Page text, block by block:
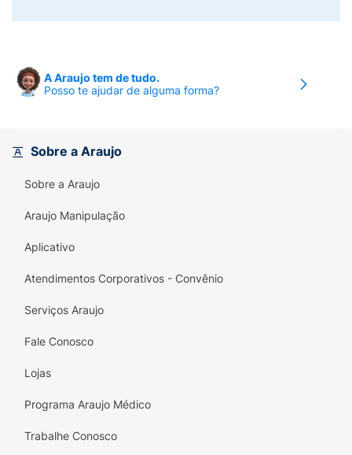
A Araujo tem de tudo.
Posso te ajudar de alguma forma?
Sobre a Araujo
Sobre a Araujo
Araujo Manipulação
Aplicativo
Atendimentos Corporativos - Convênio
Serviços Araujo
Fale Conosco
Lojas
Programa Araujo Médico
Trabalhe Conosco